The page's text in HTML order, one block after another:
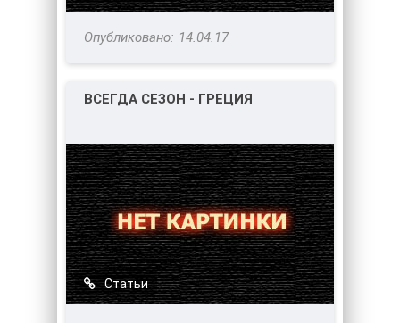
14.04.17
ВСЕГДА СЕЗОН - ГРЕЦИЯ
Статьи